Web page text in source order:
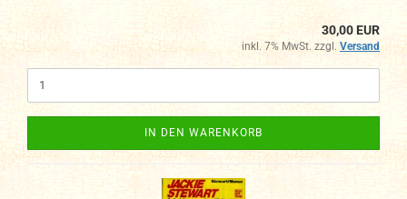
30,00 EUR
inkl. 7% MwSt. zzgl. Versand
IN DEN WARENKORB